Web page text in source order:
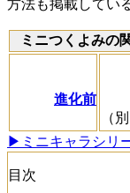
方法も掲載してい
ミニつくよみの
進化前
（
▶ミニキャラシリ
目次